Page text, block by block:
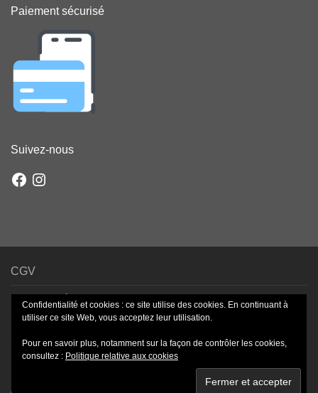
Paiement sécurisé
Suivez-nous
FacebookInstagram
CGV
Mentions légales
Paiement sécurisé
Confidentialité et cookies : ce site utilise des cookies. En continuant à
utiliser ce site Web, vous acceptez leur utilisation.
Pour en savoir plus, notamment sur la façon de contrôler les cookies,
consultez : Politique relative aux cookies